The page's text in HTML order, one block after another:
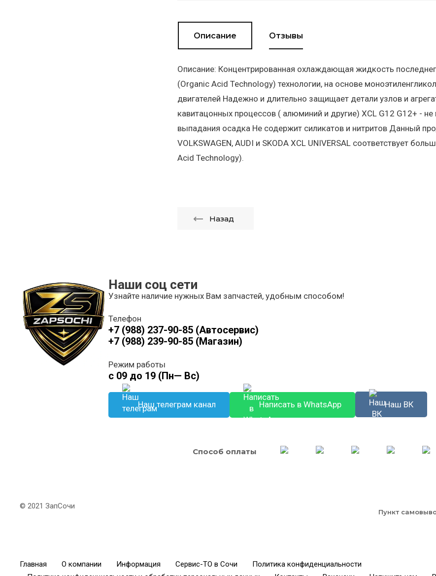
Описание Отзывы
Описание: Концентрированная охлаждающая жидкость
(Organic Acid Technology) технологии, на основе
двигателей Надежно и длительно защищает детали узлов и
кавитацонных процессов ( алюминий и другие) XCL G12 G12+ -
выпадания осадка Не содержит силикатов и нитритов Данный
VOLKSWAGEN, AUDI и SKODA XCL UNIVERSAL соответствует
Acid Technology).
Назад
Наши соц сети
Узнайте наличие нужных Вам запчастей, удобным способом!
Телефон
+7 (988) 237-90-85 (Автосервис)
+7 (988) 239-90-85 (Магазин)
Режим работы
с 09 до 19 (Пн— Вс)
Наш телеграм канал Написать в WhatsApp Наш ВК
Способ оплаты
© 2021 ЗапСочи
Пункт
Главная О компании Информация Сервис-ТО в Сочи
Политика конфиденциальности